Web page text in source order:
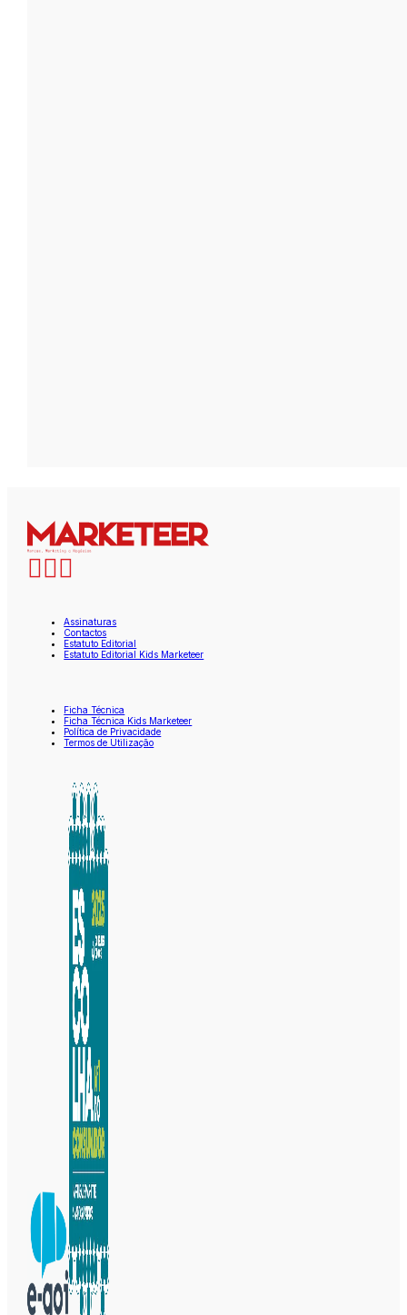
Assinaturas
Contactos
Estatuto Editorial
Estatuto Editorial Kids Marketeer
Ficha Técnica
Ficha Técnica Kids Marketeer
Política de Privacidade
Termos de Utilização